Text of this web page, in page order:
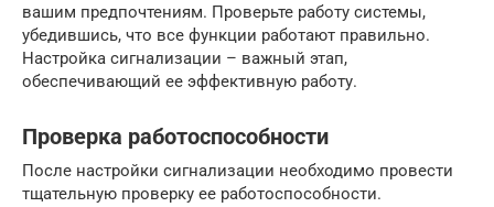
вашим предпочтениям. Проверьте работу системы,
убедившись, что все функции работают правильно.
Настройка сигнализации – важный этап,
обеспечивающий ее эффективную работу.
Проверка работоспособности
После настройки сигнализации необходимо провести
тщательную проверку ее работоспособности.